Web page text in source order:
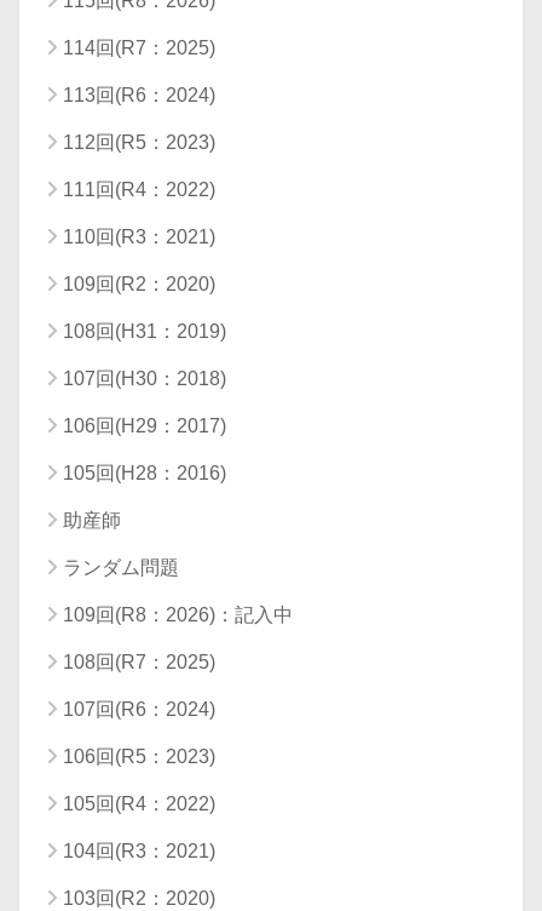
114回(R7：2025)
113回(R6：2024)
112回(R5：2023)
111回(R4：2022)
110回(R3：2021)
109回(R2：2020)
108回(H31：2019)
107回(H30：2018)
106回(H29：2017)
105回(H28：2016)
助産師
ランダム問題
109回(R8：2026)：記入中
108回(R7：2025)
107回(R6：2024)
106回(R5：2023)
105回(R4：2022)
104回(R3：2021)
103回(R2：2020)